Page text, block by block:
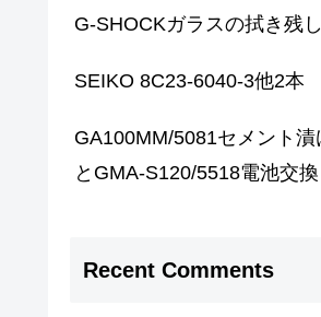
G-SHOCKガラスの拭き残し
SEIKO 8C23-6040-3他2本
GA100MM/5081セメント
とGMA-S120/5518電池交換
Recent Comments